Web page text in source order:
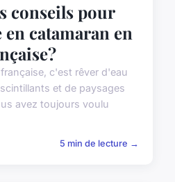
conseils pour
catamaran en
c'est rêver d'eau
et de paysages
avez toujours voulu
5 min de lecture →